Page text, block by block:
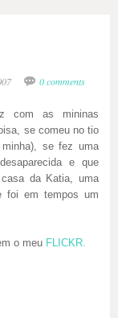
0 comments
com as mininas
se comeu no tio
se fez uma
e que
da Katia, uma
foi em tempos um
o meu FLICKR.